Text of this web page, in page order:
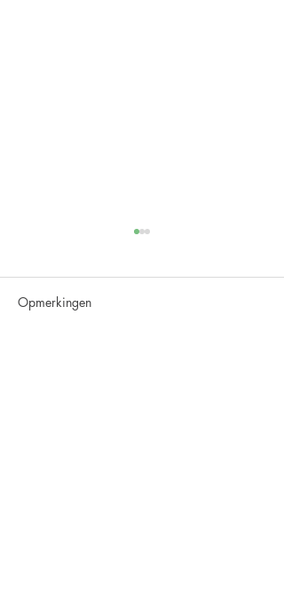
Opmerkingen